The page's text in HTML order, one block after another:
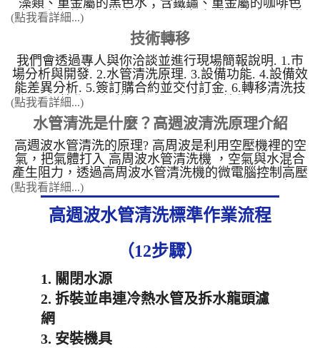
藻類、重金屬的黑色水；含鐵鏽、重金屬的咖啡色
水；含有菌藻類的綠水。 汙水顏色濃淡也會因為當
地的水質、水壓、水管的長短有所不一樣。 &nbsp;
乳白色水 這顏色的水含有雜菌類。 ...
(點我看詳細...)
技術轉移
我們會透過專人與你洽談並進行現場簡報說明. 1.市
場分析與開發. 2.水管清洗原理. 3.設備功能. 4.設備效
能差異分析. 5.簽訂購合約並交付訂金. 6.轉移清洗技
術(現場教學)，設備操作說明. 7.接案教學. 8.網路行
銷教學. 9.高週波設備保固期自交機起算3年.人為操作
不當及外力造成損害不 ...
(點我看詳細...)
水管清洗是什麼？高週波清洗原理介紹
高週波水管清洗的原理? 高周波是利用空壓機裡的空
氣，把氣體打入 高周波水管清洗機 ，空氣與水混合
產生阻力，透過高周波水管清洗機的微電腦控制高壓
電磁閥，一開一關之間就形成高周波。 &nbsp; 高周
波 水管清洗機 的微電腦控制高壓電磁閥，形成以下
三種模式 1. 水槌衝擊清洗模式：連 ...
(點我看詳細...)
高週波水管清洗標準作業流程
（12步驟）
1. 關閉水源
2. 拆裝並串連冷熱水管及拆水龍頭濾
網
3. 安裝機具